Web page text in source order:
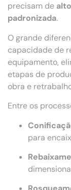
precisam de
padronizada.
O grande
capacidade de
equipamento,
etapas de
obra e
Entre os
para